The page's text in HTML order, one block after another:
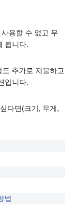
용할 수 없고 무
됩니다.
추가로 지불하고
입니다.
다면(크기, 무게,
법